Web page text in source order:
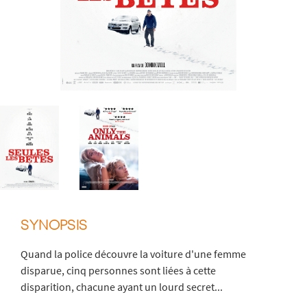
SYNOPSIS
Quand la police découvre la voiture d'une femme
disparue, cinq personnes sont liées à cette
disparition, chacune ayant un lourd secret...